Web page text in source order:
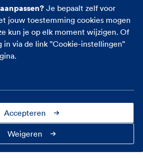
Zo hoef je je persoonlijke
delen met je spullen.
internationaal
mag je alleen rijden met een
Bijvoorbeeld in Indonesië
meeste Europese landen is het
van tevoren uit hoe het zit op
En vraag wanneer
een internationaal rijbewijs
Je bepaalt zelf voor
jouw toestemming cookies mogen
kun je op elk moment wijzigen. Of
via de link "Cookie-instellingen"
Accepteren
Weigeren